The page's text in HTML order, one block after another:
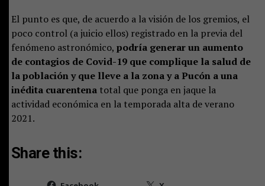
El punto es que, de acuerdo a la visión de los gremios, el
poco control (a juicio ellos) registrado en la previa del
fenómeno astronómico, podría generar un aumento
de contagios de Covid-19 que complique la salud de
la población y que lleve a la zona y a Pucón a una
inédita cuarentenatotal que ponga en jaque la
actividad económica en la temporada alta de verano
2021.
Share this: